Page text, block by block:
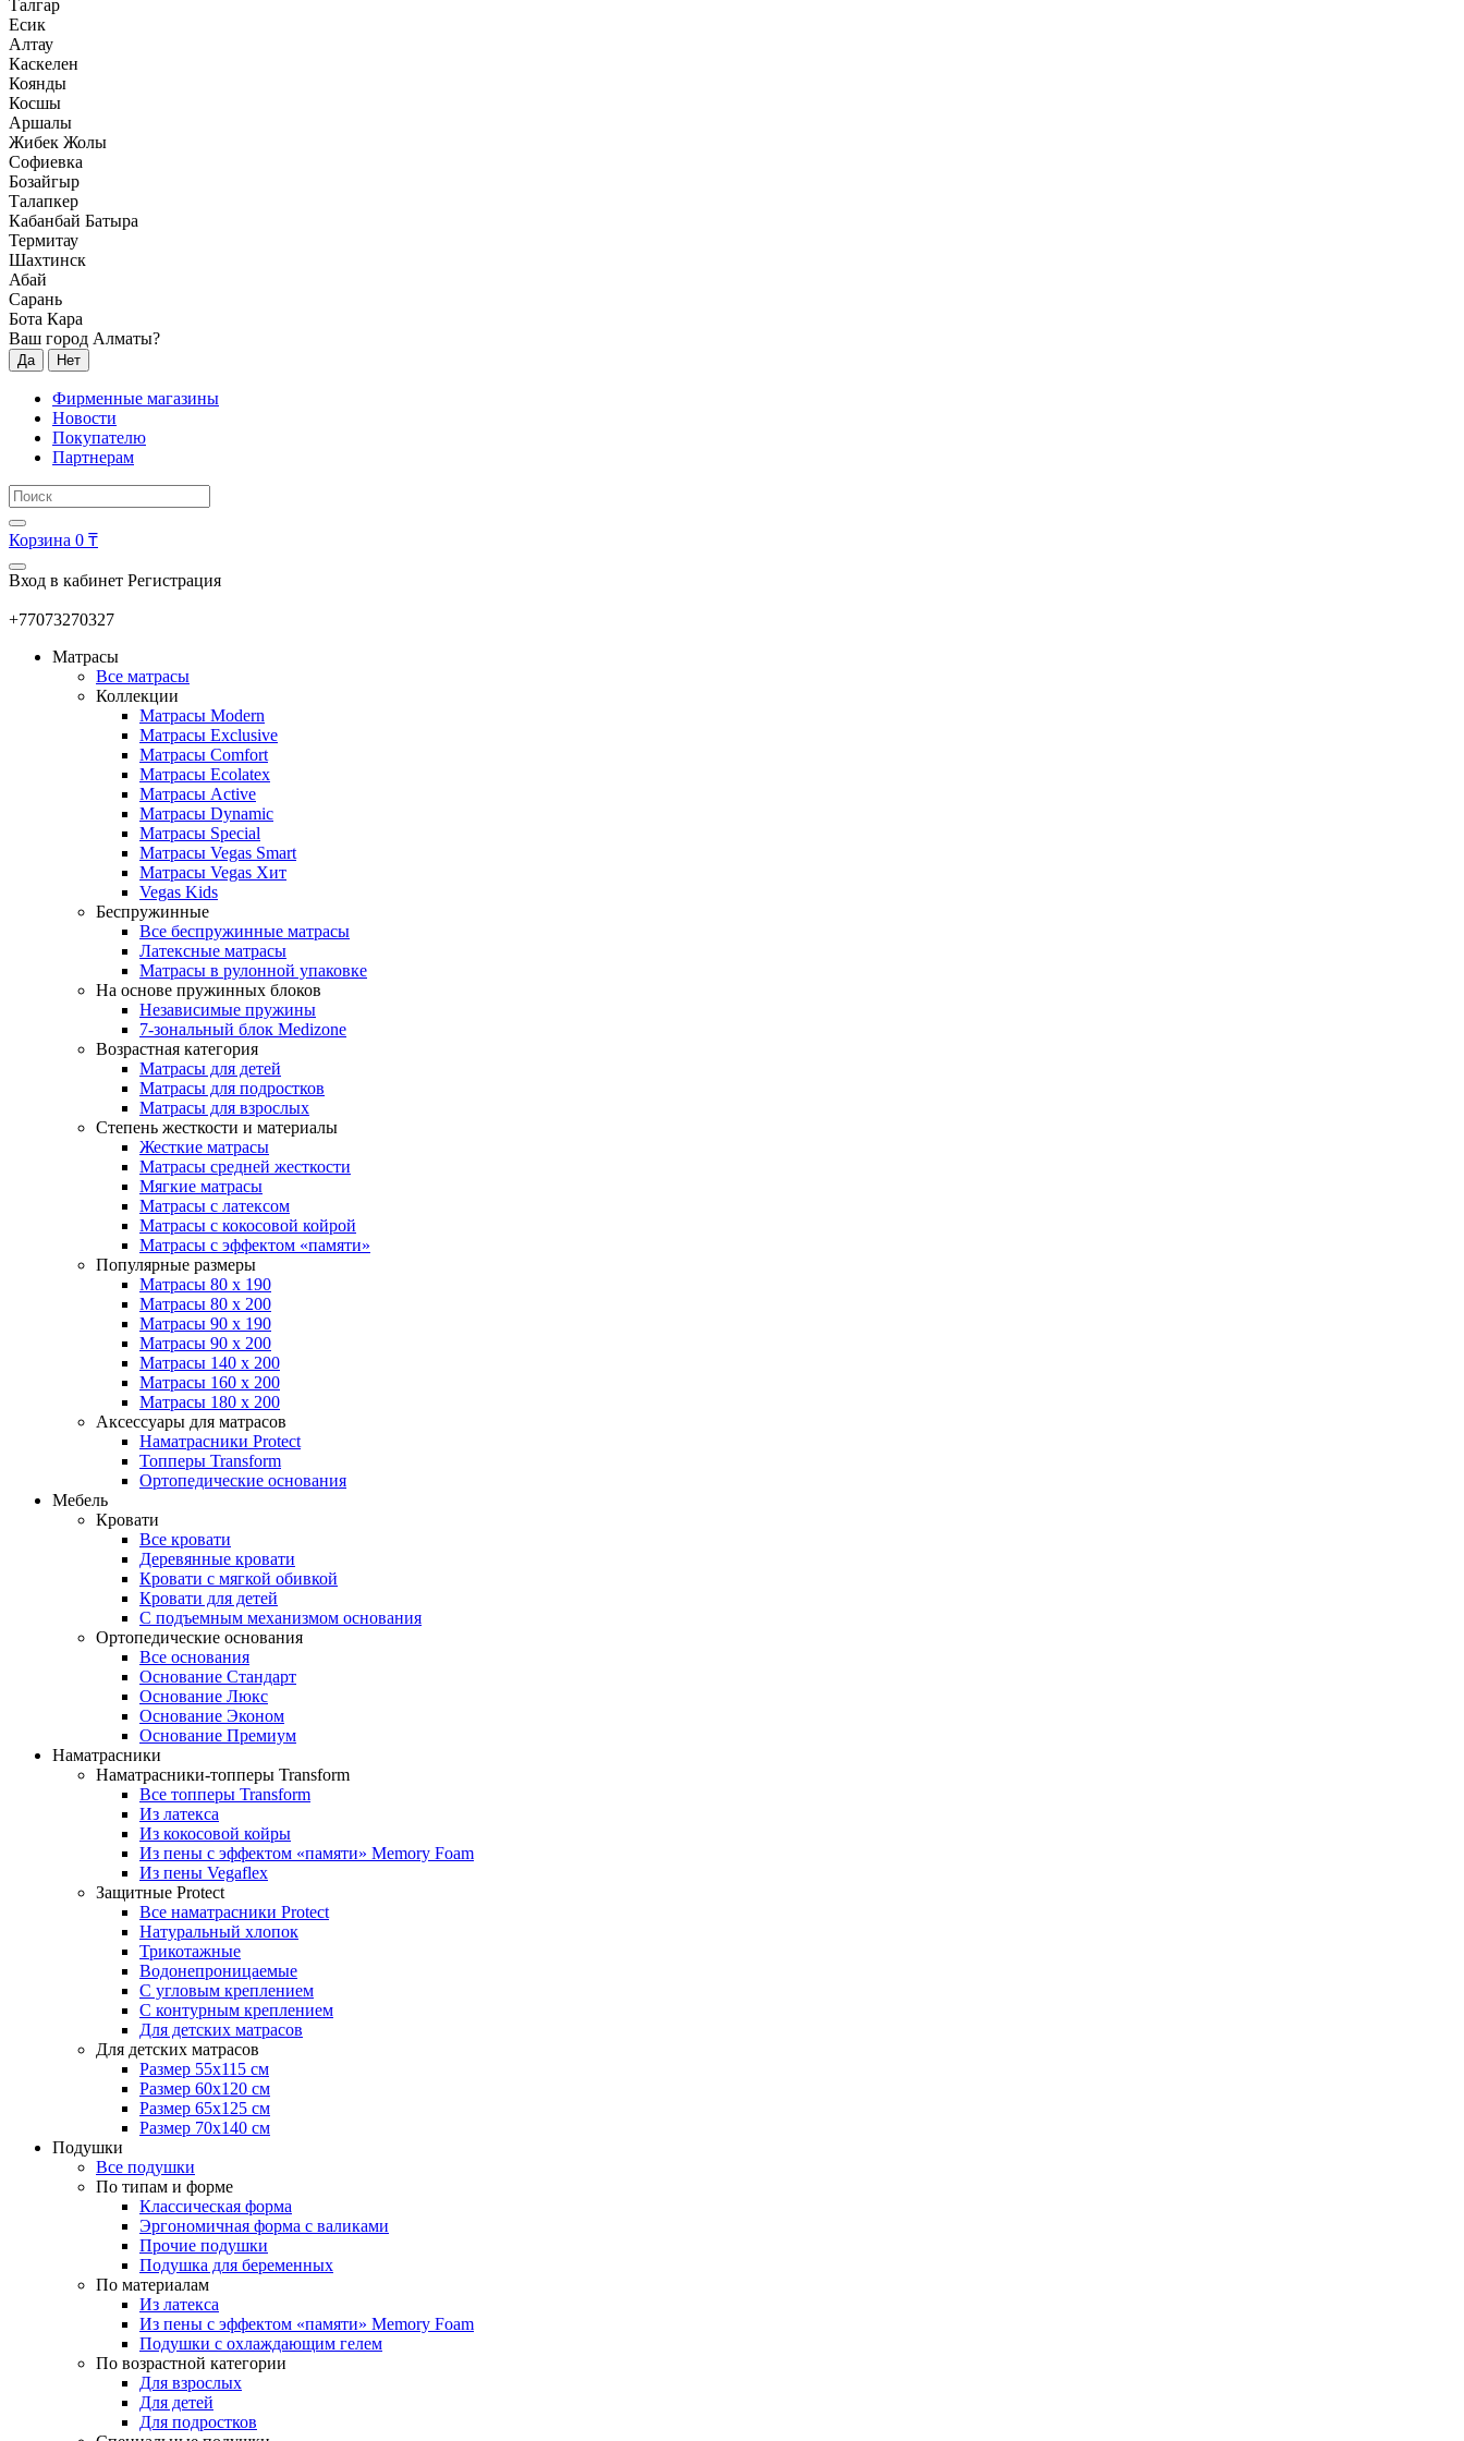
Талгар
Есик
Алтау
Каскелен
Коянды
Косшы
Аршалы
Жибек Жолы
Софиевка
Бозайгыр
Талапкер
Кабанбай Батыра
Термитау
Шахтинск
Абай
Сарань
Бота Кара
Ваш город Алматы?
Да Нет
Фирменные магазины
Новости
Покупателю
Партнерам
Корзина 0 ₸
Вход в кабинет Регистрация
+77073270327
Матрасы
Все матрасы
Коллекции
Матрасы Modern
Матрасы Exclusive
Матрасы Comfort
Матрасы Ecolatex
Матрасы Active
Матрасы Dynamic
Матрасы Special
Матрасы Vegas Smart
Матрасы Vegas Хит
Vegas Kids
Беспружинные
Все беспружинные матрасы
Латексные матрасы
Матрасы в рулонной упаковке
На основе пружинных блоков
Независимые пружины
7-зональный блок Medizone
Возрастная категория
Матрасы для детей
Матрасы для подростков
Матрасы для взрослых
Степень жесткости и материалы
Жесткие матрасы
Матрасы средней жесткости
Мягкие матрасы
Матрасы с латексом
Матрасы с кокосовой койрой
Матрасы с эффектом «памяти»
Популярные размеры
Матрасы 80 x 190
Матрасы 80 x 200
Матрасы 90 x 190
Матрасы 90 x 200
Матрасы 140 x 200
Матрасы 160 x 200
Матрасы 180 x 200
Аксессуары для матрасов
Наматрасники Protect
Топперы Transform
Ортопедические основания
Мебель
Кровати
Все кровати
Деревянные кровати
Кровати с мягкой обивкой
Кровати для детей
С подъемным механизмом основания
Ортопедические основания
Все основания
Основание Стандарт
Основание Люкс
Основание Эконом
Основание Премиум
Наматрасники
Наматрасники-топперы Transform
Все топперы Transform
Из латекса
Из кокосовой койры
Из пены с эффектом «памяти» Memory Foam
Из пены Vegaflex
Защитные Protect
Все наматрасники Protect
Натуральный хлопок
Трикотажные
Водонепроницаемые
С угловым креплением
С контурным креплением
Для детских матрасов
Для детских матрасов
Размер 55x115 см
Размер 60x120 см
Размер 65x125 см
Размер 70x140 см
Подушки
Все подушки
По типам и форме
Классическая форма
Эргономичная форма с валиками
Прочие подушки
Подушка для беременных
По материалам
Из латекса
Из пены с эффектом «памяти» Memory Foam
Подушки с охлаждающим гелем
По возрастной категории
Для взрослых
Для детей
Для подростков